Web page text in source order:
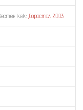
как:Доростол 2003